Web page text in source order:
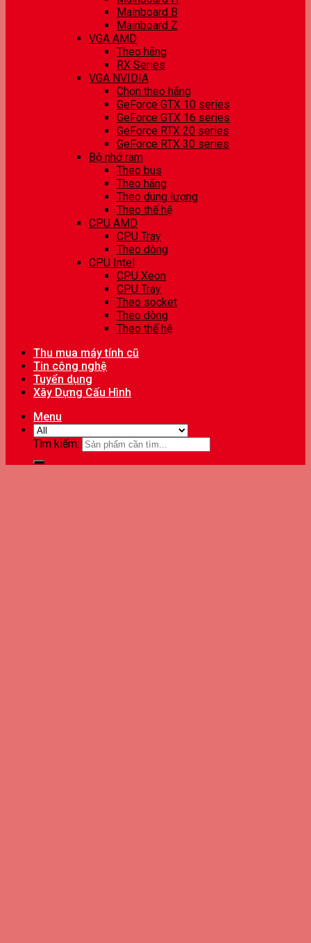
Mainboard B
Mainboard Z
VGA AMD
Theo hãng
RX Series
VGA NVIDIA
Chọn theo hãng
GeForce GTX 10 series
GeForce GTX 16 series
GeForce RTX 20 series
GeForce RTX 30 series
Bộ nhớ ram
Theo bus
Theo hãng
Theo dung lượng
Theo thế hệ
CPU AMD
CPU Tray
Theo dòng
CPU Intel
CPU Xeon
CPU Tray
Theo socket
Theo dòng
Theo thế hệ
Thu mua máy tính cũ
Tin công nghệ
Tuyển dụng
Xây Dựng Cấu Hình
Menu
Tìm kiếm: